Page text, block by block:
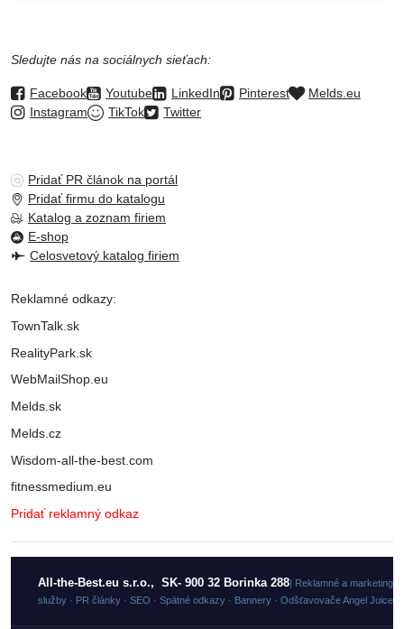
Sledujte nás na sociálnych sieťach:
Facebook Youtube LinkedIn Pinterest
Melds.eu
Instagram
TikTok Twitter
Pridať PR článok na portál
Pridať firmu do katalogu
Katalog a zoznam firiem
E-shop
Celosvetový katalog firiem
Reklamné odkazy:
TownTalk.sk
RealityPark.sk
WebMailShop.eu
Melds.sk
Melds.cz
Wisdom-all-the-best.com
fitnessmedium.eu
Pridať reklamný odkaz
All-the-Best.eu s.r.o., SK- 900 32 Borinka 288 | Reklamné a
služby · PR články · SEO · Spätné odkazy · Bannery · Odšťavovače Angel Juicer